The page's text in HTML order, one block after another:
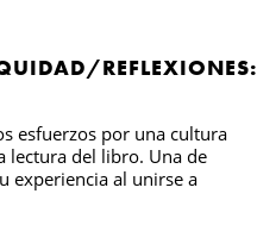
REFLEXIONES:
esfuerzos por una cultura
lectura del libro. Una de
experiencia al unirse a